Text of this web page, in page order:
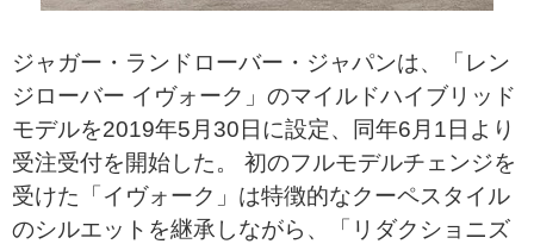
ジャガー・ランドローバー・ジャパンは、「レン
ジローバー イヴォーク」のマイルドハイブリッド
モデルを2019年5月30日に設定、同年6月1日より
受注受付を開始した。 初のフルモデルチェンジを
受けた「イヴォーク」は特徴的なクーペスタイル
のシルエットを継承しながら、「リダクショニズ